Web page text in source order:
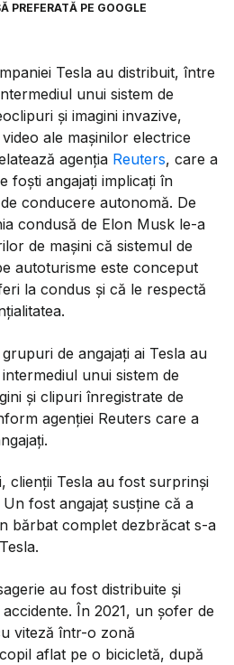
PREFERATĂ PE GOOGLE
Tesla au distribuit, între
unui sistem de
și imagini invazive,
ale mașinilor electrice
agenția Reuters, care a
foști angajați implicați în
conducere autonomă. De
condusă de Elon Musk le-a
de mașini că sistemul de
autoturisme este conceput
la condus și că le respectă
de angajați ai Tesla au
unui sistem de
și clipuri înregistrate de
agenției Reuters care a
clienții Tesla au fost surprinși
fost angajaț susține că a
bărbat complet dezbrăcat s-a
au fost distribuite și
În 2021, un șofer de
viteză într-o zonă
aflat pe o bicicletă, după